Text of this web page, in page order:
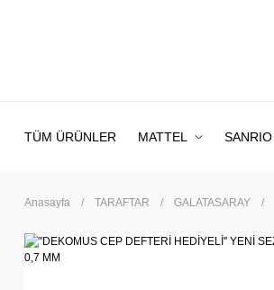
TÜM ÜRÜNLER MATTEL SANRIO
Anasayfa TARAFTAR GALATASARAY